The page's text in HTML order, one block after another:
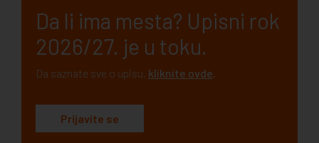
Da li ima mesta? Upisni rok
2026/27. je u toku.
Da saznate sve o upisu, kliknite ovde
Prijavite se